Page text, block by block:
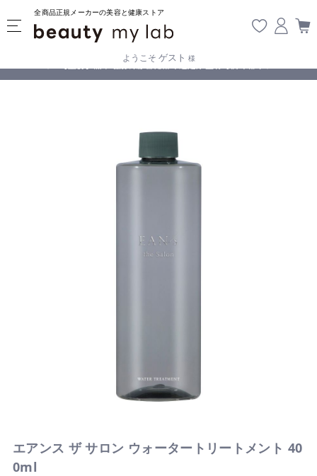
全商品正規メーカーの美容と健康ストア
ようこそ ゲスト 様
【重要】熊本地震の影響により遅延が生じております
エアンス ザ サロン ウォータートリートメント 40
0ml